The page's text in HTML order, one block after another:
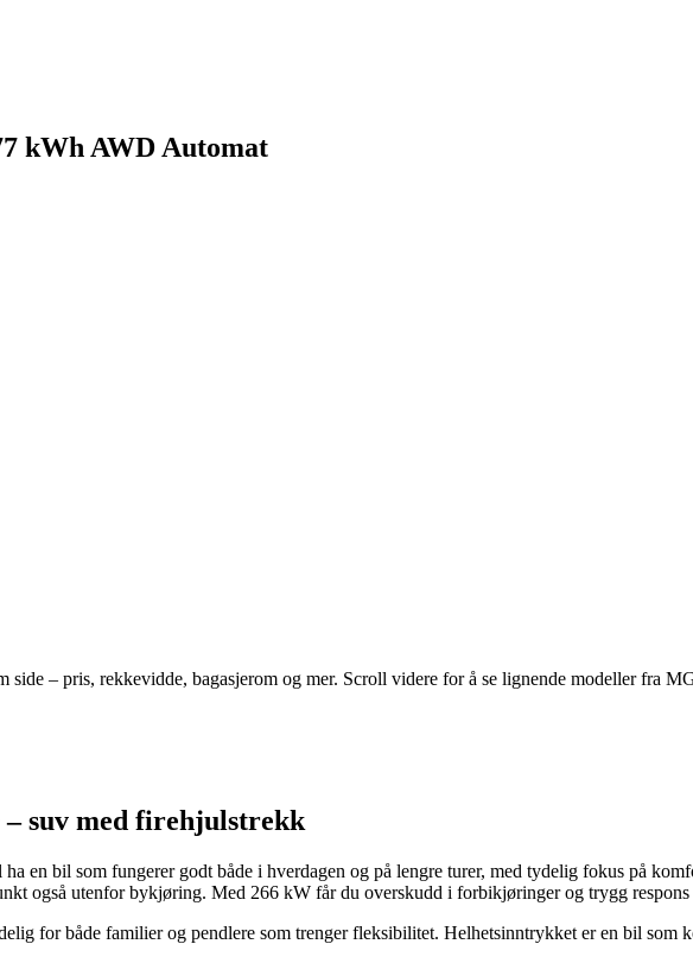
kWh AWD Automat
– pris, rekkevidde, bagasjerom og mer. Scroll videre for å se lignende modeller fra
suv med firehjulstrekk
en bil som fungerer godt både i hverdagen og på lengre turer, med tydelig fokus på
også utenfor bykjøring. Med 266 kW får du overskudd i forbikjøringer og trygg respons
for både familier og pendlere som trenger fleksibilitet. Helhetsinntrykket er en bil som